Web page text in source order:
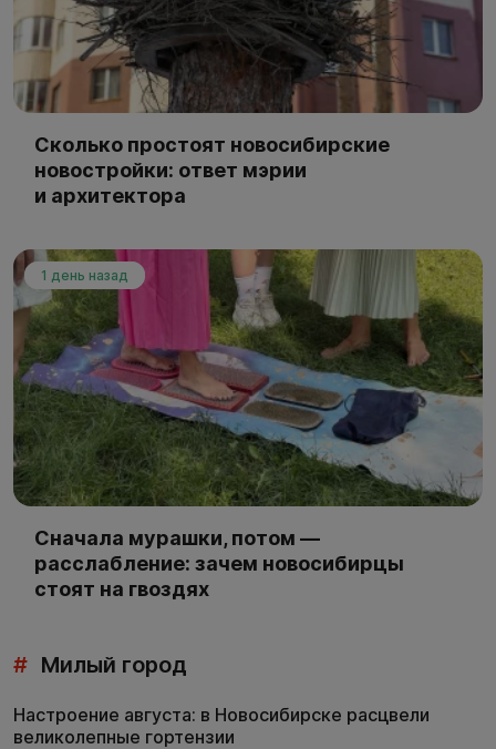
Сколько простоят новосибирские
новостройки: ответ мэрии
и архитектора
1 день назад
Сначала мурашки, потом —
расслабление: зачем новосибирцы
стоят на гвоздях
# Милый город
Настроение августа: в Новосибирске расцвели
великолепные гортензии